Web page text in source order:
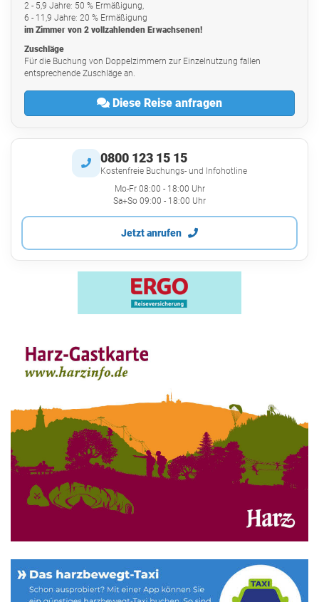
2 - 5,9 Jahre: 50 % Ermäßigung,
6 - 11,9 Jahre: 20 % Ermäßigung
im Zimmer von 2 vollzahlenden Erwachsenen!
Zuschläge
Für die Buchung von Doppelzimmern zur Einzelnutzung fallen
entsprechende Zuschläge an.
Diese Reise anfragen
0800 123 15 15
Kostenfreie Buchungs- und Infohotline
Mo-Fr 08:00 - 18:00 Uhr
Sa+So 09:00 - 18:00 Uhr
Jetzt anrufen